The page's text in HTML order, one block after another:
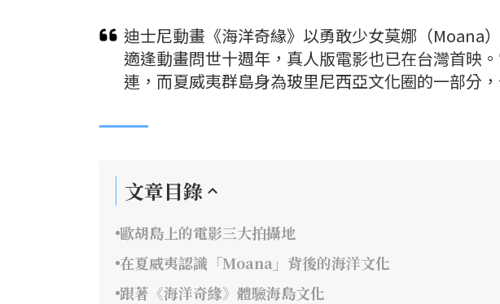
迪士尼動畫《海洋奇緣》以勇敢少女莫娜（Moana
適逢動畫問世十週年，真人版電影也已在台灣首映
連，而夏威夷群島身為玻里尼西亞文化圈的一部分
文章目錄
歐胡島上的電影三大拍攝地
在夏威夷認識「Moana」背後的海洋文化
跟著《海洋奇緣》體驗海島文化